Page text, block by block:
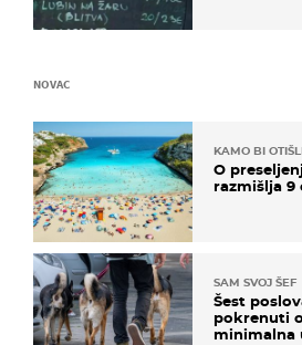
NOVAC
KAMO BI
O
razmišlja 9
SAM SVOJ ŠEF
Šest
pokrenuti
minimalna